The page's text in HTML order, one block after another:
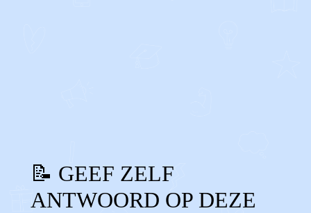
📝 GEEF ZELF
ANTWOORD OP DEZE